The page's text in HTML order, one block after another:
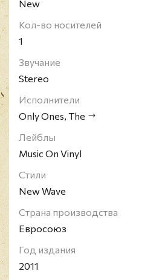
New
Кол-во носителей
1
Звучание
Stereo
Исполнители
Only Ones, The
Лейблы
Music On Vinyl
Стили
New Wave
Страна производства
Евросоюз
Год издания
2011